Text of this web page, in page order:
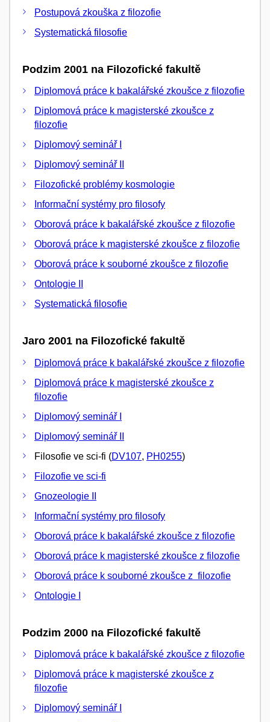
Postupová zkouška z filozofie
Systematická filosofie
Podzim 2001 na Filozofické fakultě
Diplomová práce k bakalářské zkoušce z filozofie
Diplomová práce k magisterské zkoušce z
filozofie
Diplomový seminář I
Diplomový seminář II
Filozofické problémy kosmologie
Informační systémy pro filosofy
Oborová práce k bakalářské zkoušce z filozofie
Oborová práce k magisterské zkoušce z filozofie
Oborová práce k souborné zkoušce z filozofie
Ontologie II
Systematická filosofie
Jaro 2001 na Filozofické fakultě
Diplomová práce k bakalářské zkoušce z filozofie
Diplomová práce k magisterské zkoušce z
filozofie
Diplomový seminář I
Diplomový seminář II
Filosofie ve sci-fi (DV107, PH0255)
Filozofie ve sci-fi
Gnozeologie II
Informační systémy pro filosofy
Oborová práce k bakalářské zkoušce z filozofie
Oborová práce k magisterské zkoušce z filozofie
Oborová práce k souborné zkoušce z filozofie
Ontologie I
Podzim 2000 na Filozofické fakultě
Diplomová práce k bakalářské zkoušce z filozofie
Diplomová práce k magisterské zkoušce z
filozofie
Diplomový seminář I